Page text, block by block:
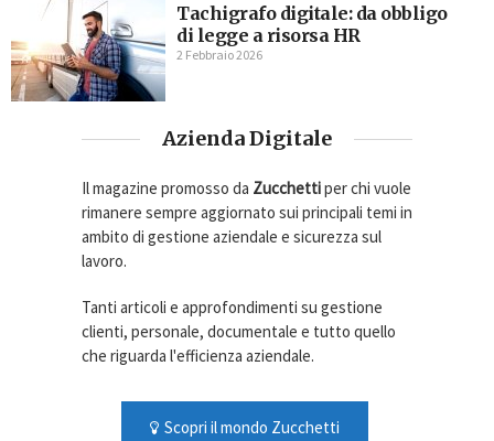
Tachigrafo digitale: da obbligo
di legge a risorsa HR
2 Febbraio 2026
Azienda Digitale
Il magazine promosso da Zucchettiper chi vuole
rimanere sempre aggiornato sui principali temi in
ambito di gestione aziendale e sicurezza sul
lavoro.
Tanti articoli e approfondimenti su gestione
clienti, personale, documentale e tutto quello
che riguarda l'efficienza aziendale.
Scopri il mondo Zucchetti